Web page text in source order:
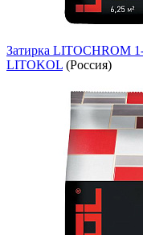
Затирка LITOCHROM
LITOKOL (Россия)